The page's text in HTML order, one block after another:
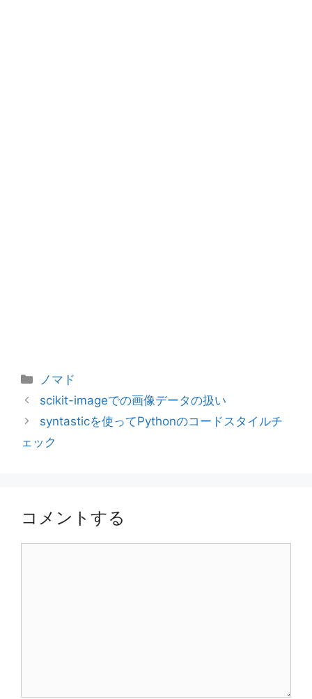
カ
リ
ー
ノマド
scikit-imageでの画像データの扱い
syntasticを使ってPythonのコードスタイルチ
ェック
コメントする